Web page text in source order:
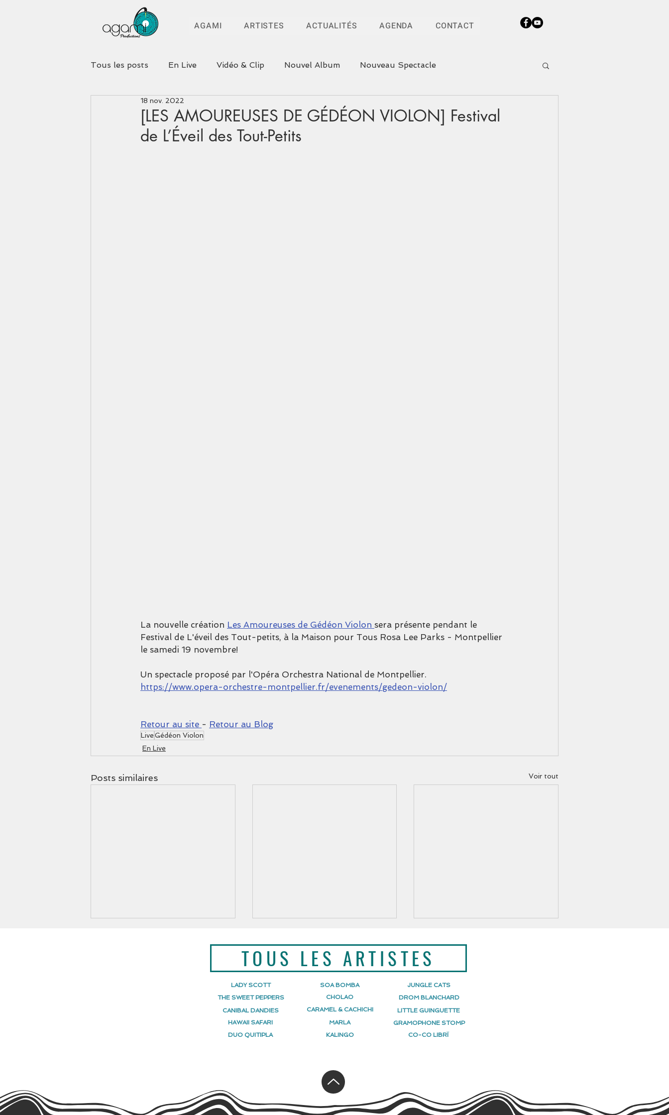
AGAMI ARTISTES ACTUALITÉS AGENDA CONTACT
Tous les posts En Live Vidéo & Clip Nouvel Album Nouveau Spectacle
[LES AMOUREUSES DE GÉDÉON VIOLON] Festival
de L’Éveil des Tout-Petits
18 nov. 2022
La nouvelle création Les Amoureuses de Gédéon Violon sera présente pendant le
Festival de L'éveil des Tout-petits, à la Maison pour Tous Rosa Lee Parks - Montpellier
le samedi 19 novembre!
Un spectacle proposé par l'Opéra Orchestra National de Montpellier.
https://www.opera-orchestre-montpellier.fr/evenements/gedeon-violon/
Retour au site - Retour au Blog
LiveGédéon Violon
En Live
Posts similaires Voir tout
[ JUNGLE CATS ] Jungle Cats
au Festival 100% Jazz
[ JUNGLE CATS] au Festival
Swinging Montpellier
TOUS LES ARTISTES
LADY SCOTT
THE SWEET PEPPERS
HAWAII SAFARI
CANIBAL DANDIES
DUO QUITIPLA
CHOLAO
SOA BOMBA
CARAMEL & CACHICHI
MARLA
KALINGO
JUNGLE CATS
DROM BLANCHARD
LITTLE GUINGUETTE
GRAMOPHONE STOMP
CO-CO LIBRÏ